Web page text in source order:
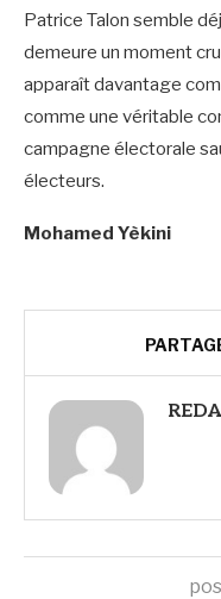
Patrice Talon semble
demeure un moment
apparaît davantage
comme une véritable
campagne électorale
électeurs.
Mohamed Yèkini